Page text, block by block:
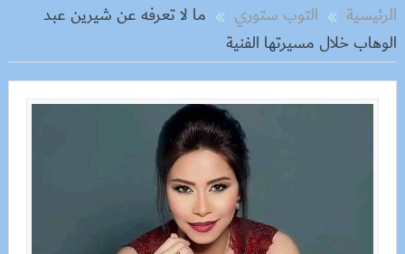
الرئيسية التوب ستوري
ما لا تعرفه عن شيرين عبد
الوهاب خلال مسيرتها الفنية